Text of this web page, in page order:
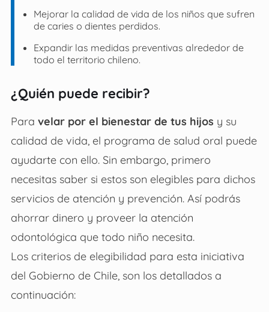
Mejorar la calidad de vida de los niños que sufren
de caries o dientes perdidos.
Expandir las medidas preventivas alrededor de
todo el territorio chileno.
¿Quién puede recibir?
Para velar por el bienestar de tus hijos y su
calidad de vida, el programa de salud oral puede
ayudarte con ello. Sin embargo, primero
necesitas saber si estos son elegibles para dichos
servicios de atención y prevención. Así podrás
ahorrar dinero y proveer la atención
odontológica que todo niño necesita.
Los criterios de elegibilidad para esta iniciativa
del Gobierno de Chile, son los detallados a
continuación: